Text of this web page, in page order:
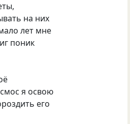
на них
лет мне
поник
я освою
его